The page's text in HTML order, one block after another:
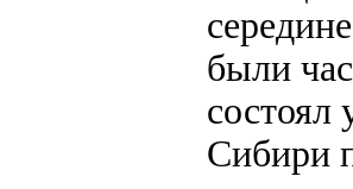
были
состоял
Сибири